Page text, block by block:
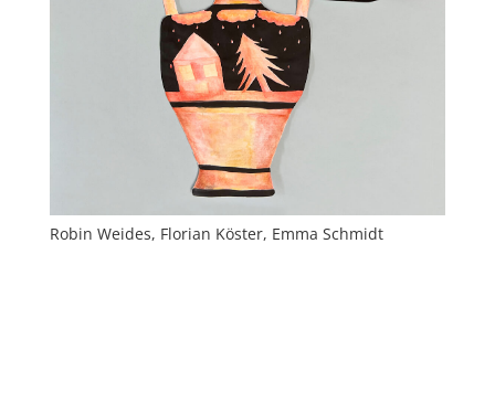
Robin Weides, Florian Köster, Emma Schmidt